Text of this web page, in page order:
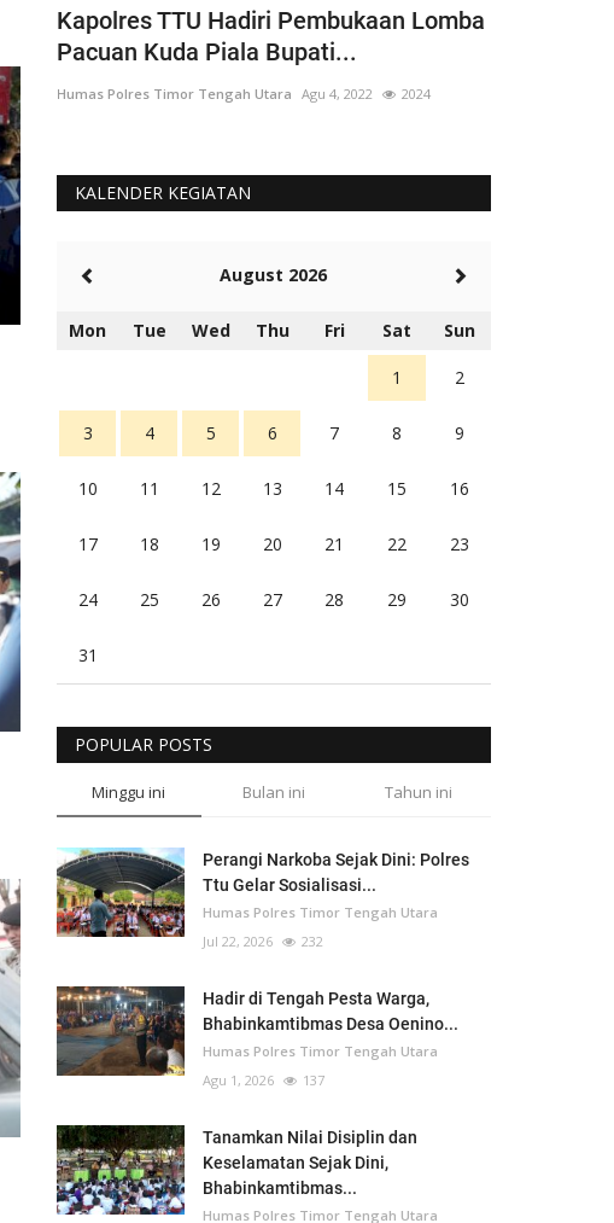
Kapolres TTU Hadiri Pembukaan Lomba
Pacuan Kuda Piala Bupati...
Humas Polres Timor Tengah Utara Agu 4, 2022 2024
KALENDER KEGIATAN
August 2026
Mon Tue Wed Thu Fri Sat Sun
1 2
3 4 5 6 7 8 9
10 11 12 13 14 15 16
17 18 19 20 21 22 23
24 25 26 27 28 29 30
31
POPULAR POSTS
Minggu ini Bulan ini Tahun ini
Perangi Narkoba Sejak Dini: Polres
Ttu Gelar Sosialisasi...
Humas Polres Timor Tengah Utara
Jul 22, 2026
232
Hadir di Tengah Pesta Warga,
Bhabinkamtibmas Desa Oenino...
Humas Polres Timor Tengah Utara
Agu 1, 2026
137
Tanamkan Nilai Disiplin dan
Keselamatan Sejak Dini,
Bhabinkamtibmas...
Humas Polres Timor Tengah Utara